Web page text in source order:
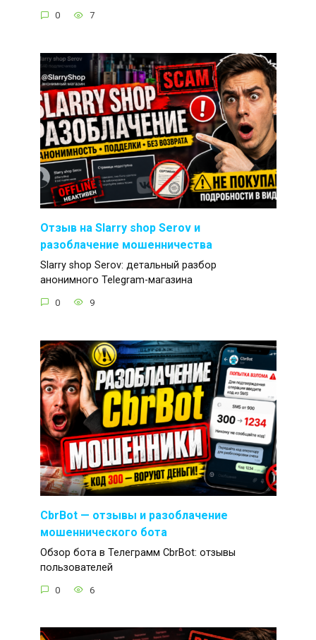
0 7
Отзыв на Slarry shop Serov и
разоблачение мошенничества
Slarry shop Serov: детальный разбор
анонимного Telegram-магазина
0 9
CbrBot — отзывы и разоблачение
мошеннического бота
Обзор бота в Телеграмм CbrBot: отзывы
пользователей
0 6